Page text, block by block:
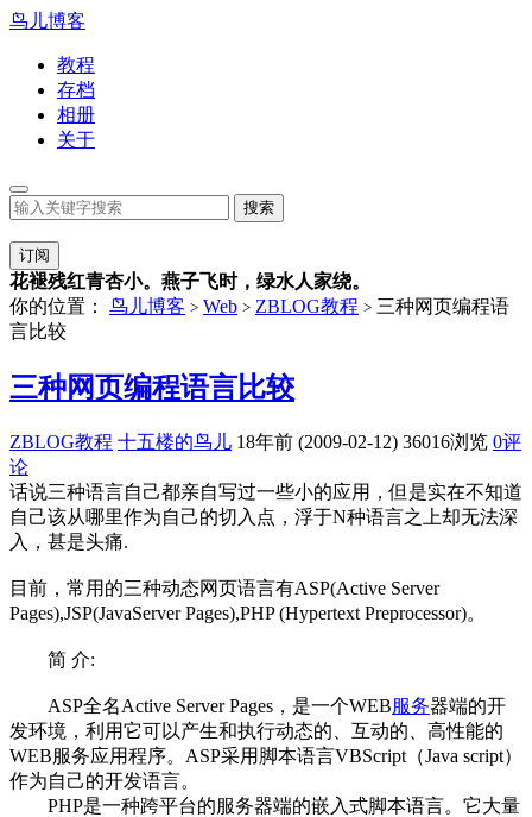
鸟儿博客
教程
存档
相册
关于
订阅
花褪残红青杏小。燕子飞时，绿水人家绕。
你的位置： 鸟儿博客 > Web > ZBLOG教程 > 三种网页编程语
言比较
三种网页编程语言比较
ZBLOG教程 十五楼的鸟儿 18年前 (2009-02-12) 36016浏览 0评
论
话说三种语言自己都亲自写过一些小的应用，但是实在不知道
自己该从哪里作为自己的切入点，浮于N种语言之上却无法深
入，甚是头痛.
目前，常用的三种动态网页语言有ASP(Active Server
Pages),JSP(JavaServer Pages),PHP (Hypertext Preprocessor)。
简 介:
ASP全名Active Server Pages，是一个WEB服务器端的开
发环境，利用它可以产生和执行动态的、互动的、高性能的
WEB服务应用程序。ASP采用脚本语言VBScript（Java script）
作为自己的开发语言。
PHP是一种跨平台的服务器端的嵌入式脚本语言。它大量